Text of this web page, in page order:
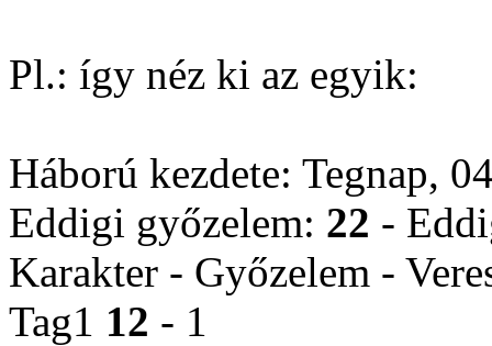
Pl.: így néz ki az egyik:
Háború kezdete: Tegnap,
Eddigi győzelem: 22 -
Karakter - Győzelem -
Tag1 12 - 1